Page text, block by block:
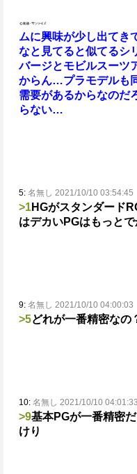
ムに興味が少し出てき
なと見てると似てるシ
バージとモビルスーツ
からん…プラモデルも
需要があるからなのだ
らない…
5: 名無し 2021/10/10 03:54:45
>1HGがスタンダード
はデカいPGはもっと
9: 名無し 2021/10/10 04:00:03
>5どれが一番精密なの
10: 名無し 2021/10/10 04:01:33
>9基本PGが一番精密
けり